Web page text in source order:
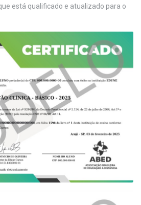
está qualificado e atualizado para o